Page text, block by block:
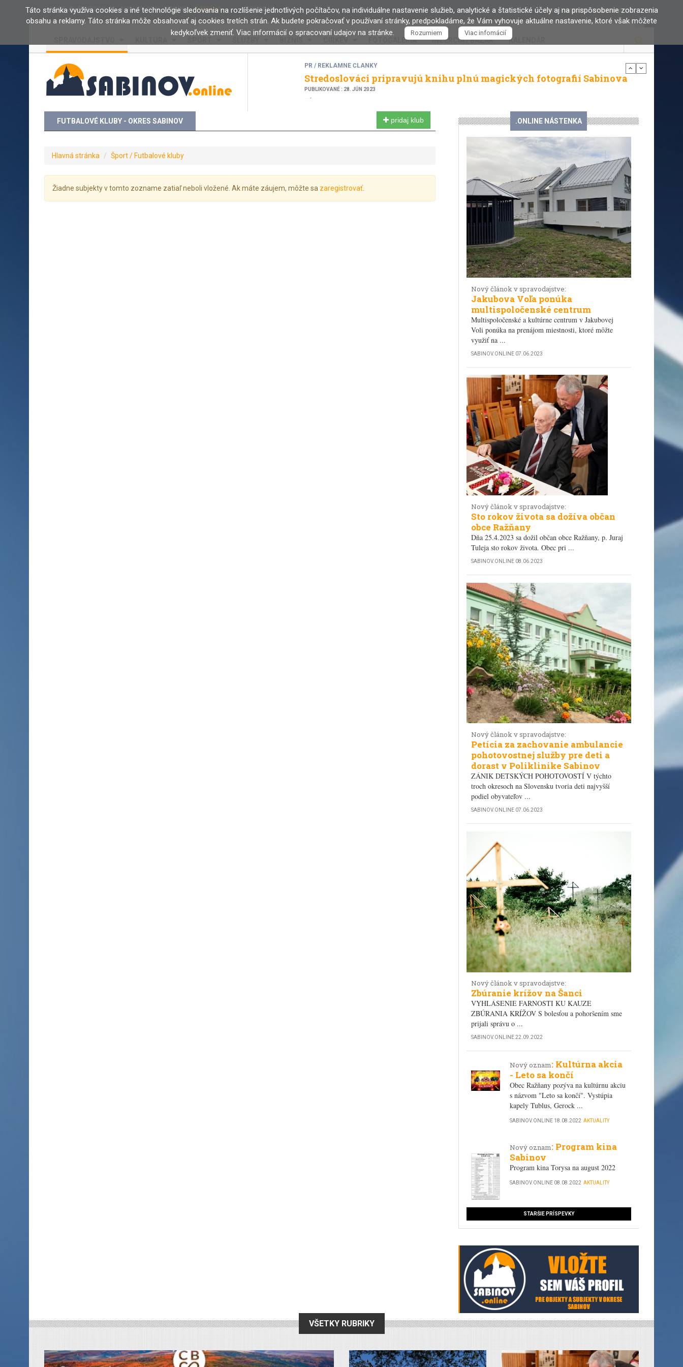
DNES JE:ŠTVRTOK, 06. AUGUST 2026, MENINY:JOZEFÍNA 29.00 °C PRIHLÁSENIE / REGISTRÁCIA
FOTOGALÉRIA INZERCIA / BAZÁR KALENDÁR
Slávnostné otvorenie Chodníka Obchod na korze
PUBLIKOVANÉ : 02. JÚL 2019
PR / REKLAMNÉ ČLÁNKY
Stredoslováci pripravujú knihu plnú magických fotografií Sabinova
TÉMY
AKTUÁLNE K ZŠ 17. NOVEMBRA
PUBLIKOVANÉ : 07. JÚN 2023
Jakubova Voľa ponúka multispoločenské centrum
Sto rokov života sa dožíva občan obce ...
TÉMY
Petícia za zachovanie ambulancie pohotovostnej služby pre ...
PSK podpísal zmluvu ohľadom Priemyselného parku v ...
Tip na výlet: Spiaci mních Kamenica
Robocup 2019 v Sydney za účasti sabinovského ...
Slávnostné otvorenie Chodníka Obchod na korze
Stredoslováci pripravujú knihu plnú magických fotografií Sabinova
FUTBALOVÉ KLUBY - OKRES SABINOV pridaj klub
Hlavná stránka Šport / Futbalové kluby
Žiadne subjekty v tomto zozname zatiaľ neboli vložené. Ak máte záujem, môžte sa zaregistrovať
.ONLINE NÁSTENKA
Nový článok v spravodajstve:
Jakubova Voľa ponúka
multispoločenské centrum
Multispoločenské a kultúrne centrum v Jakubovej
Voli ponúka na prenájom miestnosti, ktoré môžte
využiť na ...
SABINOV.ONLINE 07.06.2023
Nový článok v spravodajstve:
Sto rokov života sa dožíva občan
obce Ražňany
Dňa 25.4.2023 sa dožil občan obce Ražňany, p. Juraj
Tuleja sto rokov života. Obec pri ...
SABINOV.ONLINE 08.06.2023
Nový článok v spravodajstve:
Petícia za zachovanie ambulancie
pohotovostnej služby pre deti a
dorast v Poliklinike Sabinov
ZÁNIK DETSKÝCH POHOTOVOSTÍ V týchto
troch okresoch na Slovensku tvoria deti najvyšší
podiel obyvateľov ...
SABINOV.ONLINE 07.06.2023
Nový článok v spravodajstve:
Zbúranie krížov na Šanci
VYHLÁSENIE FARNOSTI KU KAUZE
ZBÚRANIA KRÍŽOV S bolesťou a pohoršením sme
prijali správu o ...
SABINOV.ONLINE 22.09.2022
Nový oznam: Kultúrna akcia
- Leto sa končí
Obec Ražňany pozýva na kultúrnu akciu
s názvom "Leto sa končí". Vystúpia
kapely Tublus, Gerock ...
SABINOV.ONLINE 18.08.2022 AKTUALITY
Nový oznam: Program kina
Sabinov
Program kina Torysa na august 2022
SABINOV.ONLINE 08.08.2022 AKTUALITY
STARŠIE PRÍSPEVKY
VŠETKY RUBRIKY
Táto stránka využíva cookies a iné technológie sledovania na rozlíšenie jednotlivých počítačov, na individuálne nastavenie služieb, analytické a štatistické účely aj na prispôsobenie zobrazenia
obsahu a reklamy. Táto stránka môže obsahovať aj cookies tretích strán. Ak budete pokračovať v používaní stránky, predpokladáme, že Vám vyhovuje aktuálne nastavenie, ktoré však môžete
kedykoľvek zmeniť. Viac informácií o spracovaní udajov na stránke.
Rozumiem Viac infomácií